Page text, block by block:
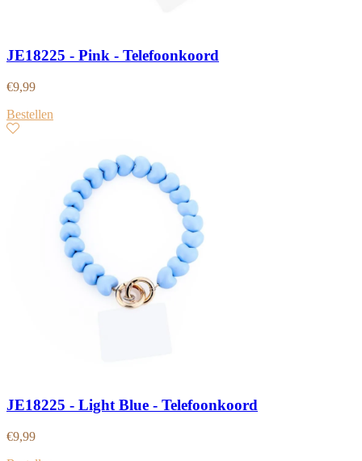
JE18225 - Pink - Telefoonkoord
€9,99
Bestellen
JE18225 - Light Blue - Telefoonkoord
€9,99